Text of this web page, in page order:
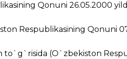
Qonuni 26.05.2000
Respublikasining Qonuni
to`g`risida (O`zbekiston